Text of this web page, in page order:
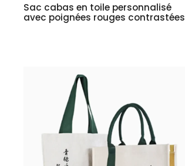
Sac cabas en toile personnalisé
avec poignées rouges contrastées